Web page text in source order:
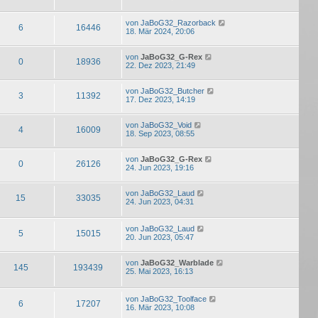
6 16446 von JaBoG32_Razorback
18. Mär 2024, 20:06
0 18936 von JaBoG32_G-Rex
22. Dez 2023, 21:49
3 11392 von JaBoG32_Butcher
17. Dez 2023, 14:19
4 16009 von JaBoG32_Void
18. Sep 2023, 08:55
0 26126 von JaBoG32_G-Rex
24. Jun 2023, 19:16
15 33035 von JaBoG32_Laud
24. Jun 2023, 04:31
5 15015 von JaBoG32_Laud
20. Jun 2023, 05:47
145 193439 von JaBoG32_Warblade
25. Mai 2023, 16:13
6 17207 von JaBoG32_Toolface
16. Mär 2023, 10:08